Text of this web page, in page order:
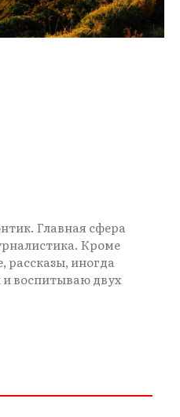
Главная сфера
Кроме
рассказы, иногда
воспитываю двух